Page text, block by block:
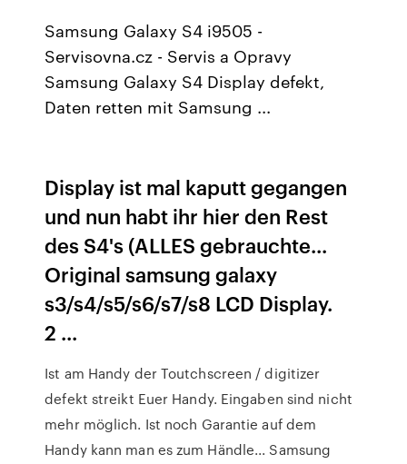
Samsung Galaxy S4 i9505 -
Servisovna.cz - Servis a Opravy
Samsung Galaxy S4 Display defekt,
Daten retten mit Samsung ...
Display ist mal kaputt gegangen
und nun habt ihr hier den Rest
des S4's (ALLES gebrauchte...
Original samsung galaxy
s3/s4/s5/s6/s7/s8 LCD Display.
2 ...
Ist am Handy der Toutchscreen / digitizer
defekt streikt Euer Handy. Eingaben sind nicht
mehr möglich. Ist noch Garantie auf dem
Handy kann man es zum Händle... Samsung